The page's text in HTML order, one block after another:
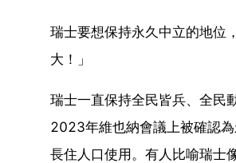
瑞士要想保持永久中立的地位
大！」
瑞士一直保持全民皆兵、全民
2023年維也納會議上被確認
長住人口使用。有人比喻瑞士